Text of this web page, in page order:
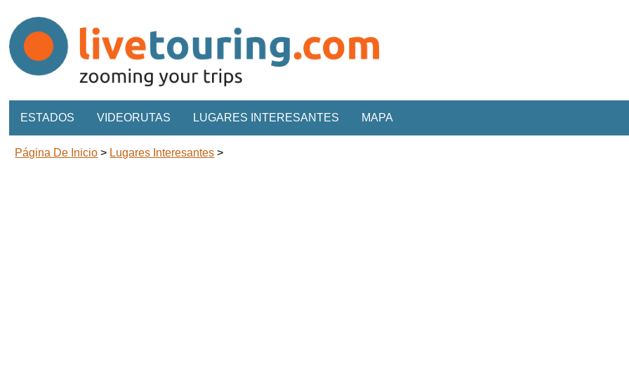
ESTADOS VIDEORUTAS LUGARES INTERESANTES MAPA
Página De Inicio > Lugares Interesantes >